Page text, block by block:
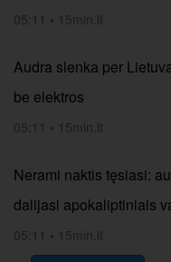
05:11 • 15min.lt
Audra slenka per
be elektros
05:11 • 15min.lt
Nerami naktis tęsiasi:
dalijasi apokaliptiniais
05:11 • 15min.lt